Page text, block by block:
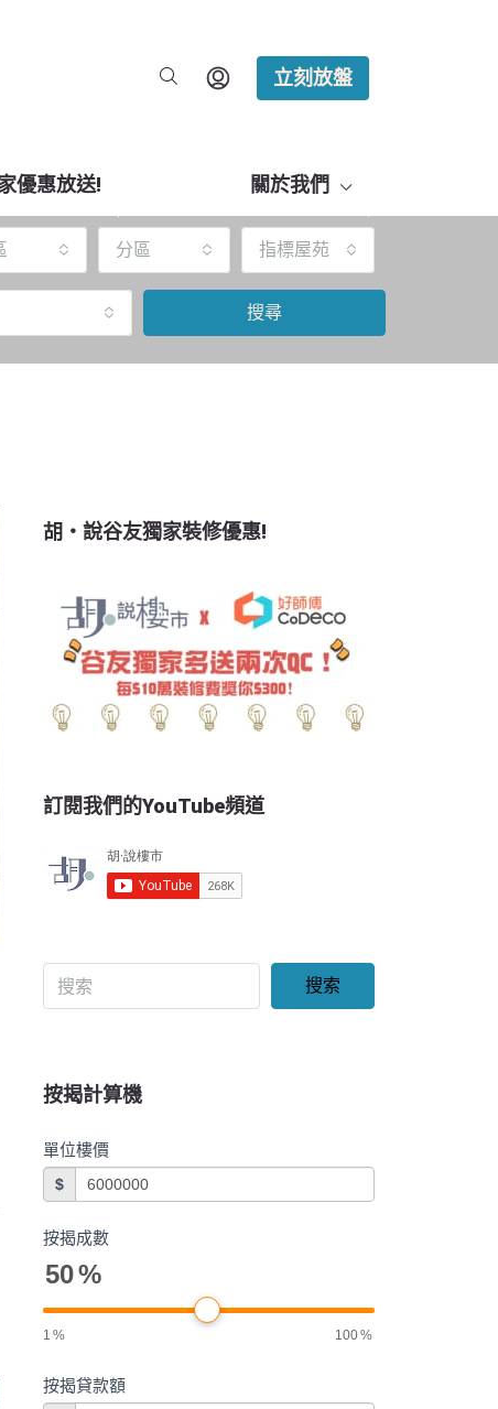
立刻放盤
優惠放送! 關於我們
分區 指標屋苑
搜尋
胡‧說谷友獨家裝修優惠!
訂閱我們的YouTube頻道
搜索
按揭計算機
單位樓價
$
按揭成數
50%
1 % 100%
按揭貸款額